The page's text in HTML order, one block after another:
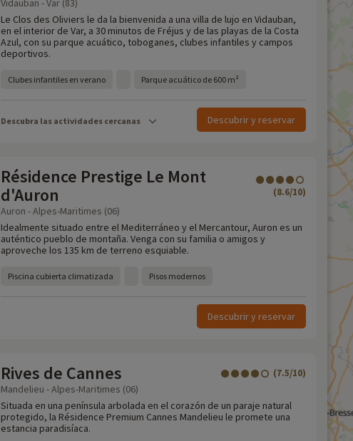
Vidauban - Var (83)
Le Clos des Oliviers le da la bienvenida a una villa de lujo en Vidauban,
en el interior de Var, a 30 minutos de Fréjus y de las playas de la Costa
Azul, con su parque acuático, toboganes, clubes infantiles y campos
deportivos.
Clubes infantiles en verano Parque acuático de 600 m²
Descubra las actividades cercanas Descubrir y reservar
Résidence Prestige Le Mont
d'Auron
(8.6/10)
Auron - Alpes-Maritimes (06)
Idealmente situado entre el Mediterráneo y el Mercantour, Auron es un
auténtico pueblo de montaña. Venga con su familia o amigos y
aproveche los 135 km de terreno esquiable.
Piscina cubierta climatizada Pisos modernos
Descubrir y reservar
Rives de Cannes (7.5/10)
Mandelieu - Alpes-Maritimes (06)
Situada en una península arbolada en el corazón de un paraje natural
protegido, la Résidence Premium Cannes Mandelieu le promete una
estancia paradisíaca.